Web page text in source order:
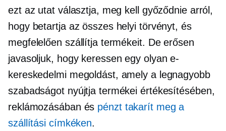
ezt az utat választja, meg kell győződnie arról,
hogy betartja az összes helyi törvényt, és
megfelelően szállítja termékeit. De erősen
javasoljuk, hogy keressen egy olyan e-
kereskedelmi megoldást, amely a legnagyobb
szabadságot nyújtja termékei értékesítésében,
reklámozásában és pénzt takarít meg a
szállítási címkéken.